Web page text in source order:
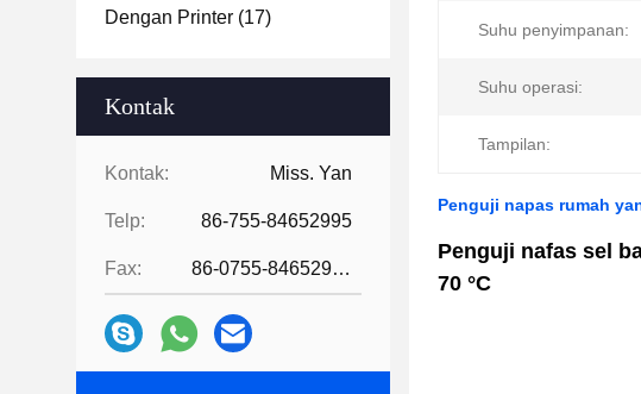
Dengan Printer (17)
Kontak
Kontak: Miss. Yan
Telp: 86-755-84652995
Fax: 86-0755-84652995
Suhu penyimpanan:
Suhu operasi:
Tampilan:
Penguji napas rumah
Penguji nafas sel
70 °C